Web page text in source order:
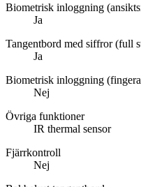
Biometrisk inloggning
Ja
Tangentbord med siffror (full
Ja
Biometrisk inloggning
Nej
Övriga funktioner
IR thermal sensor
Fjärrkontroll
Nej